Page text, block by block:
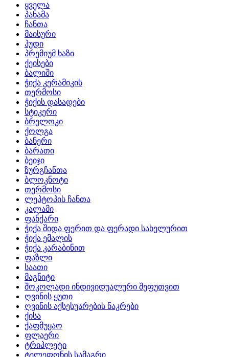
ყველა
პანამა
ჩანთა
მაისური
ჰუდი
პრემიუმ ხაზი
ქეისები
ბალიში
ჭიქა კერამიკის
თერმოსი
ჭიქის დასადები
სტიკერი
ბრელოკი
ქოლგა
ბანერი
ბარათი
ბეიჯი
ზურგჩანთა
ბლოკნოტი
თერმოსი
ლეპტოპის ჩანთა
კალამი
ფანქარი
ჭიქა შიდა ფერით და ფერადი სახელურით
ჭიქა ემალის
ჭიქა კარაბინით
ფაზლი
საათი
მაგნიტი
შოკოლადი ინდივიდუალური შეფუთვით
ღვინის ყუთი
ღვინის აქსესუარების ნაკრები
ქისა
ქაფმუყაო
ფლაერი
ტრიპლეტი
ტელეფონის სამაგრი